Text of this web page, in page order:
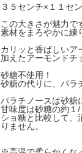
３５センチ×１１セン
この大きさが魅力で
素材をまろやかに練
カリッと香ばしいア
加えたアーモンドチ
砂糖不使用！
砂糖の代りに、パラ
パラチノースは砂糖
甘味度は砂糖の約１/
ショ糖と比較して、
りません。